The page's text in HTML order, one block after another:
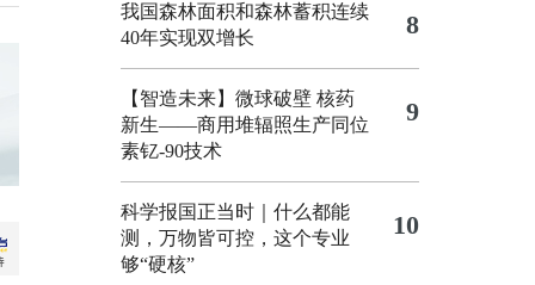
我国森林面积和森林蓄积连续
40年实现双增长
8
【智造未来】微球破壁 核药
新生——商用堆辐照生产同位
素钇-90技术
9
科学报国正当时｜什么都能
测，万物皆可控，这个专业
够“硬核”
10